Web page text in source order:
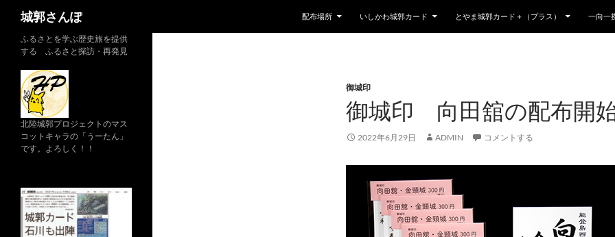
城郭さんぽ 配布場所 いしかわ城郭カード とやま城郭カード＋（プラス） 一向一
御城印
御城印 向田舘の配布開
2022年6月29日 ADMIN コメントする
ふるさとを学ぶ歴史旅を提供
する ふるさと探訪・再発見
北陸城郭プロジェクトのマス
コットキャラの「うーたん」
です。よろしく！！